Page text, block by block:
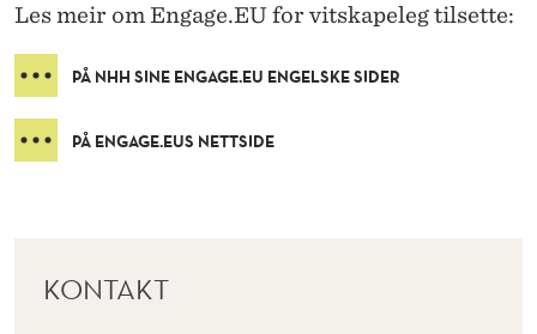
F
O
R
V
Les meir om Engage.EU for vitskapeleg tilsette:
PÅ NHH SINE ENGAGE.EU ENGELSKE SIDER
PÅ ENGAGE.EUS NETTSIDE
KONTAKT